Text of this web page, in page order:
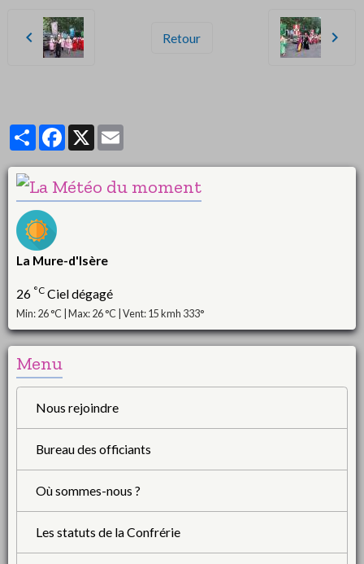
Retour
PartagerFacebook
X
La Mure-d'Isère
26 °C Ciel dégagé
Min: 26 °C | Max: 26 °C | Vent: 15 kmh 333°
Menu
Nous rejoindre
Bureau des officiants
Où sommes-nous ?
Les statuts de la Confrérie